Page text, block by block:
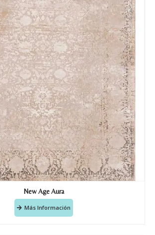
New Age Aura
Más Información
Nombre y apellido*
Teléfono
Correo electronico